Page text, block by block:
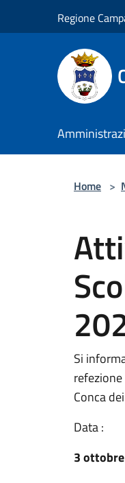
Regione
Home >
Si
Conca
Data :
3